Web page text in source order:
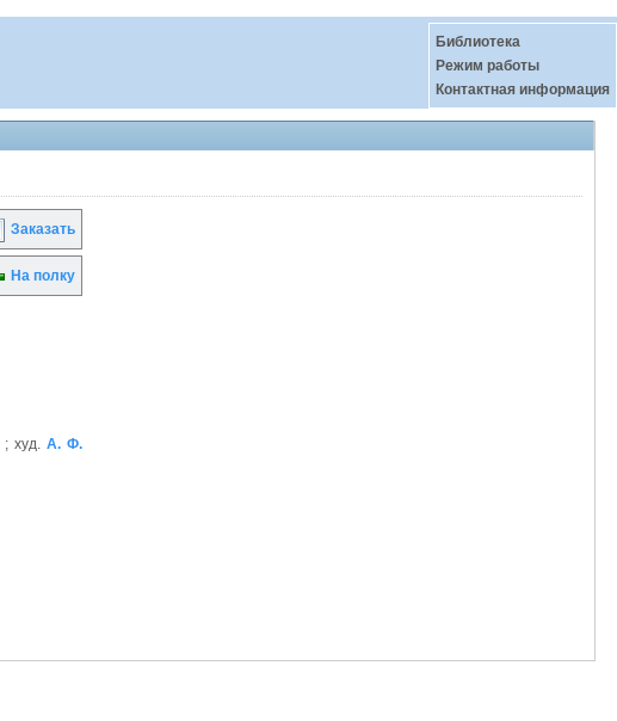
Библиотека
Режим работы
Контактная информация
Заказать
На полку
; худ.А. Ф.